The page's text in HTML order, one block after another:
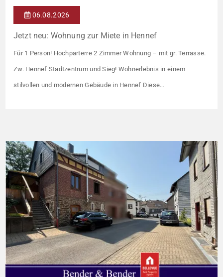
06.08.2026
Jetzt neu: Wohnung zur Miete in Hennef
Für 1 Person! Hochparterre 2 Zimmer Wohnung – mit gr. Terrasse.
Zw. Hennef Stadtzentrum und Sieg! Wohnerlebnis in einem
stilvollen und modernen Gebäude in Hennef Diese
Bodentiefe, dreifach verglaste Fensterfronten Fußbodenheizung
Modern gefliestes Badezimmer mit großem Handtuchheizkörper
Beheizung über eine […]